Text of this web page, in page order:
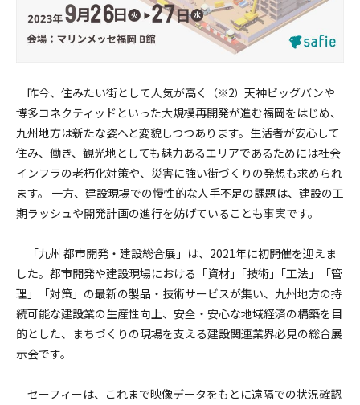
昨今、住みたい街として人気が高く （※2） 天神ビッグバンや
博多コネクティッドといった大規模再開発が進む福岡をはじめ、
九州地方は新たな姿へと変貌しつつあります。生活者が安心して
住み、働き、観光地としても魅力あるエリアであるためには社会
インフラの老朽化対策や、災害に強い街づくりの発想も求められ
ます。 一方、建設現場での慢性的な人手不足の課題は、建設の工
期ラッシュや開発計画の進行を妨げていることも事実です。
「九州 都市開発・建設総合展」は、2021年に初開催を迎えま
した。都市開発や建設現場における「資材」｢技術｣「工法」「管
理」「対策」の最新の製品・技術サービスが集い、九州地方の持
続可能な建設業の生産性向上、安全・安心な地域経済の構築を目
的とした、まちづくりの現場を支える建設関連業界必見の総合展
示会です。
セーフィーは、これまで映像データをもとに遠隔での状況確認